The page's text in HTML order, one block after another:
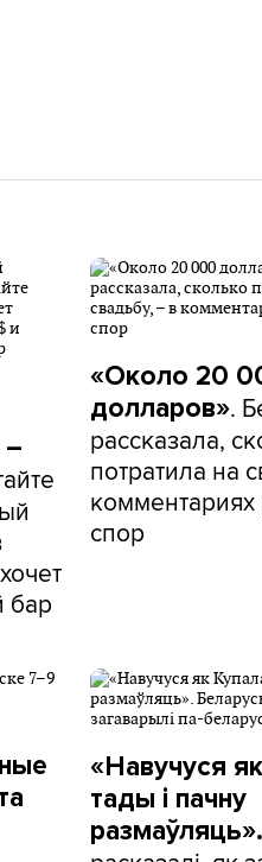
бар
«Около 20
долларов».
рассказала,
потратила на
комментариях
спор
«Навучуся
тады і пачну
размаўляць».